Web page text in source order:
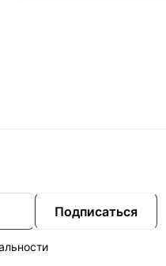
Подписаться